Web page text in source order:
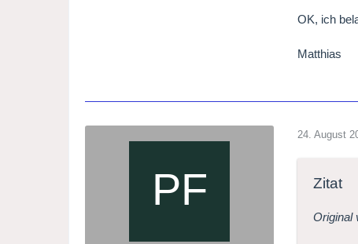
OK, ich
Matthias
24. August
Zitat
Original